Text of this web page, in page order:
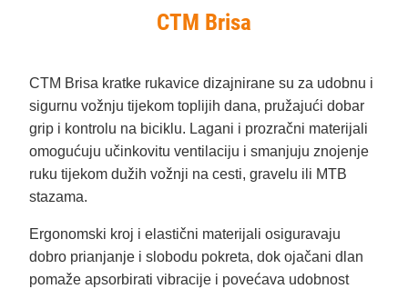
CTM Brisa
CTM Brisa kratke rukavice dizajnirane su za udobnu i
sigurnu vožnju tijekom toplijih dana, pružajući dobar
grip i kontrolu na biciklu. Lagani i prozračni materijali
omogućuju učinkovitu ventilaciju i smanjuju znojenje
ruku tijekom dužih vožnji na cesti, gravelu ili MTB
stazama.
Ergonomski kroj i elastični materijali osiguravaju
dobro prianjanje i slobodu pokreta, dok ojačani dlan
pomaže apsorbirati vibracije i povećava udobnost